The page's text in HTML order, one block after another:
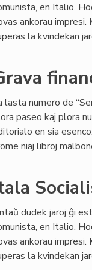
en Italio.
ankorau
la kvindekan
lasta numero de
paseo kaj plora
en sia
niaj libroj
dudek jaroj ĝi
en Italio.
ankorau
la kvindekan